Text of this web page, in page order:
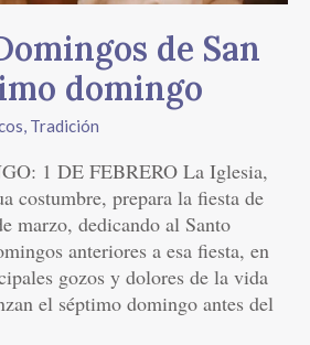
de San
domingo
, Tradición
1 DE FEBRERO La Iglesia,
costumbre, prepara la fiesta de
marzo, dedicando al Santo
anteriores a esa fiesta, en
gozos y dolores de la vida
el séptimo domingo antes del